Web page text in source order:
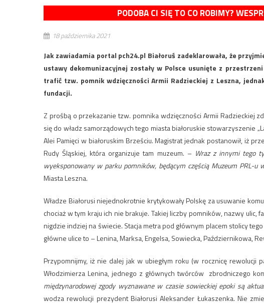
PODOBA CI SIĘ TO CO ROBIMY?
18 października 2021
Jak zawiadamia portal pch24.pl Białoruś zadeklarowała, że
ustawy dekomunizacyjnej zostały w Polsce usunięte z
trafić tzw. pomnik wdzięczności Armii Radzieckiej z Leszna,
fundacji.
Z prośbą o przekazanie tzw. pomnika wdzięczności Armii Radzieckiej
się do władz samorządowych tego miasta białoruskie stowarzyszenie
Alei Pamięci w białoruskim Brześciu. Magistrat jednak postanowił, iż
Rudy Śląskiej, która organizuje tam muzeum. – Wraz z innymi tego
wyeksponowany w parku pomników, będącym częścią Muzeum PRL-u
Miasta Leszna.
Władze Białorusi niejednokrotnie krytykowały Polskę za usuwanie
chociaż w tym kraju ich nie brakuje. Takiej liczby pomników, nazwy
nigdzie indziej na świecie. Stacja metra pod głównym placem stolicy
główne ulice to – Lenina, Marksa, Engelsa, Sowiecka, Październikowa,
Przypomnijmy, iż nie dalej jak w ubiegłym roku (w rocznicę rewolucji
Włodzimierza Lenina, jednego z głównych twórców zbrodniczego
międzynarodowej zgody wyznawane w czasie sowieckiej epoki są
wodza rewolucji prezydent Białorusi Aleksander Łukaszenka. Nie